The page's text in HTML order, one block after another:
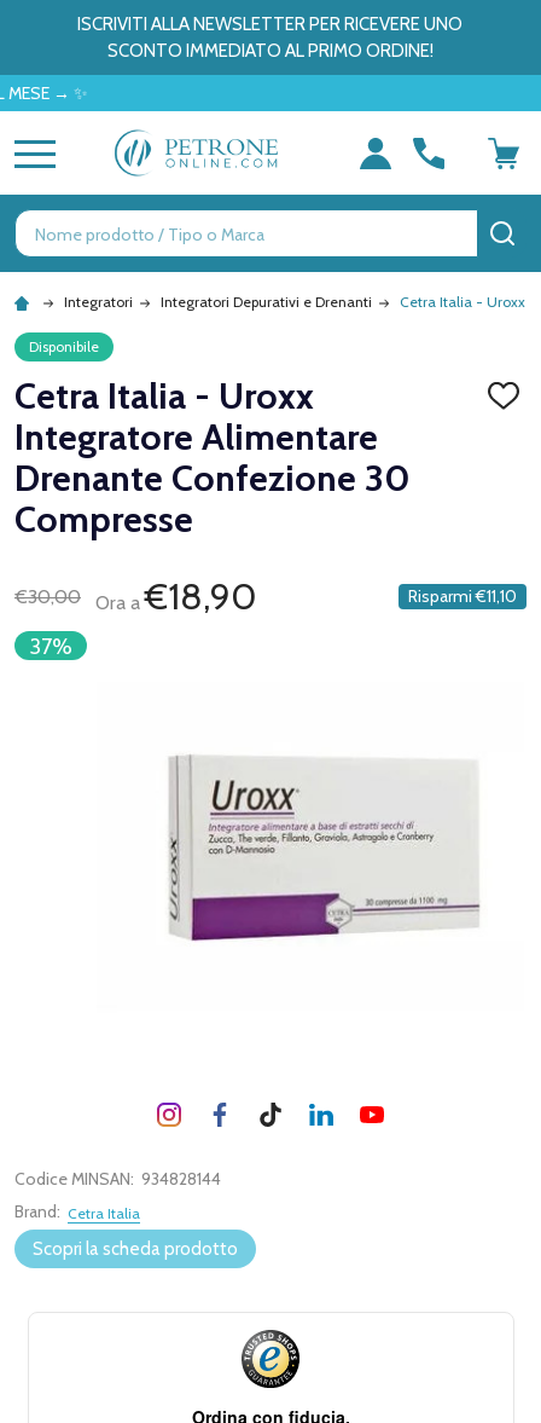
ISCRIVITI ALLA NEWSLETTER PER RICEVERE UNO
SCONTO IMMEDIATO AL PRIMO ORDINE!
✨
Ricerca
Integratori Integratori Depurativi e Drenanti Cetra Italia - Uroxx
Disponibile
Cetra Italia - Uroxx
Integratore Alimentare
Drenante Confezione 30
Compresse
€30,00 Ora a€18,90 Risparmi €11,10
37%
Codice MINSAN: 934828144
Brand: Cetra Italia
Scopri la scheda prodotto